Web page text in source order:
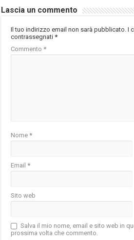
Lascia un commento
Il tuo indirizzo email non sarà pubblicato. I
contrassegnati*
Commento*
Nome*
Email*
Sito web
Salva il mio nome, email e sito web in
prossima volta che commento.